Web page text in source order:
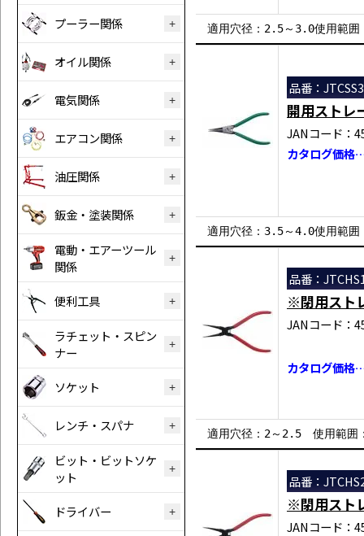
プーラー関係
オイル関係
電気関係
エアコン関係
油圧関係
鈑金・塗装関係
電動・エアーツール
関係
便利工具
ラチェット・スピン
ナー
ソケット
レンチ・スパナ
ビット・ビットソケ
ット
ドライバー
適用穴径：2.5～3.0使用範囲
品番：
開用ストレ
JANコード：
カタログ価格
適用穴径：3.5～4.0使用範囲
品番：
※閉用スト
JANコード：
カタログ価格
適用穴径：2～2.5 使用範囲
品番：
※閉用スト
JANコード：